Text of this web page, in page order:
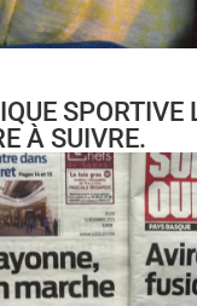
SPORTIVE
À SUIVRE.